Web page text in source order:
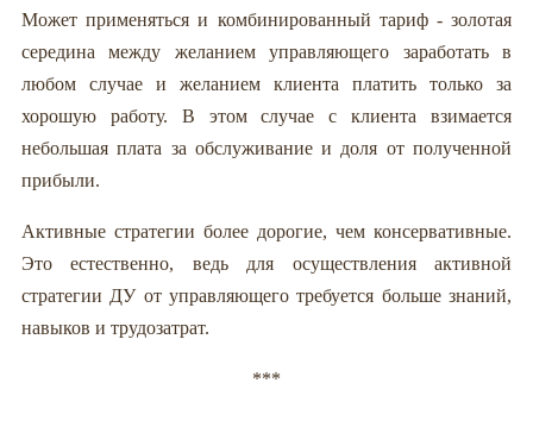
Может применяться и комбинированный тариф - золотая
середина между желанием управляющего заработать в
любом случае и желанием клиента платить только за
хорошую работу. В этом случае с клиента взимается
небольшая плата за обслуживание и доля от полученной
прибыли.
Активные стратегии более дорогие, чем консервативные.
Это естественно, ведь для осуществления активной
стратегии ДУ от управляющего требуется больше знаний,
навыков и трудозатрат.
***